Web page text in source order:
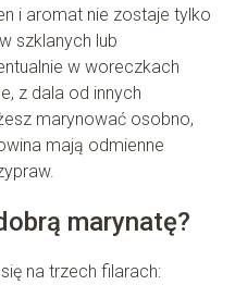
i aromat nie zostaje tylko
szklanych lub
w woreczkach
z dala od innych
marynować osobno,
mają odmienne
marynatę?
na trzech filarach: